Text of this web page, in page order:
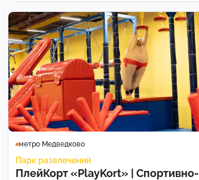
метро Медведково
Парк развлечений
ПлейКорт «PlayKort» | Спортивно-